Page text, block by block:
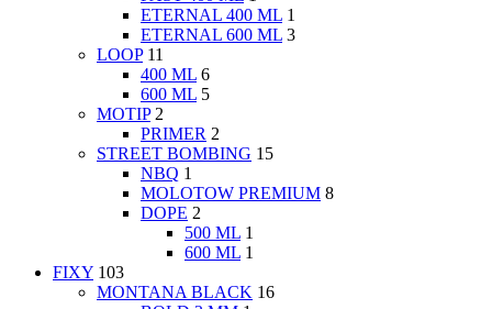
ETERNAL 400 ML 1
ETERNAL 600 ML 3
LOOP 11
400 ML 6
600 ML 5
MOTIP 2
PRIMER 2
STREET BOMBING 15
NBQ 1
MOLOTOW PREMIUM 8
DOPE 2
500 ML 1
600 ML 1
FIXY 103
MONTANA BLACK 16